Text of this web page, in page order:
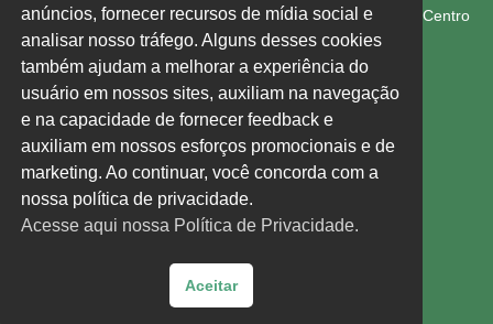
Rua Rui Barbosa, 274-E, Edifício 1° de Maio, 1° Andar, Centro
Chapecó SC 89801-040
fetram-sc@fetram-sc.org.br
Acesse nossa política de privacidade,clique aqui.
FacebookInstagramYouTube
anúncios, fornecer recursos de mídia social e
analisar nosso tráfego. Alguns desses cookies
também ajudam a melhorar a experiência do
usuário em nossos sites, auxiliam na navegação
e na capacidade de fornecer feedback e
auxiliam em nossos esforços promocionais e de
marketing. Ao continuar, você concorda com a
nossa política de privacidade.
Acesse aqui nossa Política de Privacidade.
Aceitar